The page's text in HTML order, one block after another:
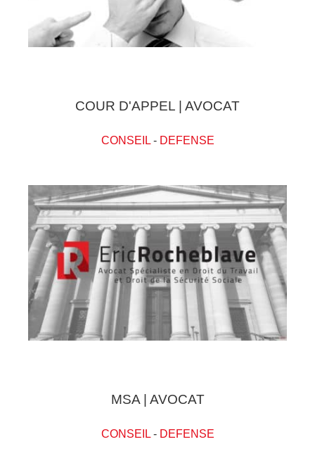
COUR D'APPEL | AVOCAT
CONSEIL- DEFENSE
MSA | AVOCAT
CONSEIL- DEFENSE